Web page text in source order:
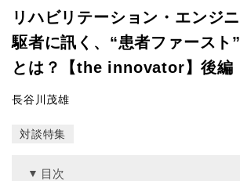
リハビリテーション・エンジ
駆者に訊く、“患者ファースト
とは？【the innovator】後編
長谷川茂雄
対談特集
目次